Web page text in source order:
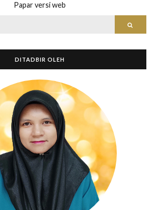
Papar versi web
DITADBIR OLEH